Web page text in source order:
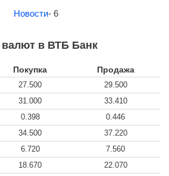
Новости- 6
валют в ВТБ Банк
Покупка Продажа
27.500
29.500
31.000
33.410
0.398
0.446
34.500
37.220
6.720
7.560
18.670
22.070